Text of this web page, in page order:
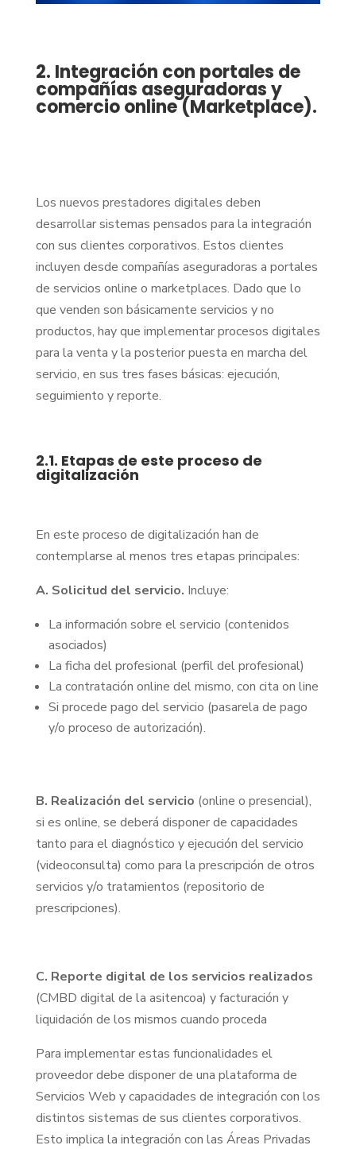
2. Integración con portales de
compañías aseguradoras y
comercio online (Marketplace).
Los nuevos prestadores digitales deben
desarrollar sistemas pensados para la integración
con sus clientes corporativos. Estos clientes
incluyen desde compañías aseguradoras a portales
de servicios online o marketplaces. Dado que lo
que venden son básicamente servicios y no
productos, hay que implementar procesos digitales
para la venta y la posterior puesta en marcha del
servicio, en sus tres fases básicas: ejecución,
seguimiento y reporte.
2.1. Etapas de este proceso de
digitalización
En este proceso de digitalización han de
contemplarse al menos tres etapas principales:
A. Solicitud del servicio. Incluye:
La información sobre el servicio (contenidos
asociados)
La ficha del profesional (perfil del profesional)
La contratación online del mismo, con cita on line
Si procede pago del servicio (pasarela de pago
y/o proceso de autorización).
B. Realización del servicio (online o presencial),
si es online, se deberá disponer de capacidades
tanto para el diagnóstico y ejecución del servicio
(videoconsulta) como para la prescripción de otros
servicios y/o tratamientos (repositorio de
prescripciones).
C. Reporte digital de los servicios realizados
(CMBD digital de la asitencoa) y facturación y
liquidación de los mismos cuando proceda
Para implementar estas funcionalidades el
proveedor debe disponer de una plataforma de
Servicios Web y capacidades de integración con los
distintos sistemas de sus clientes corporativos.
Esto implica la integración con las Áreas Privadas